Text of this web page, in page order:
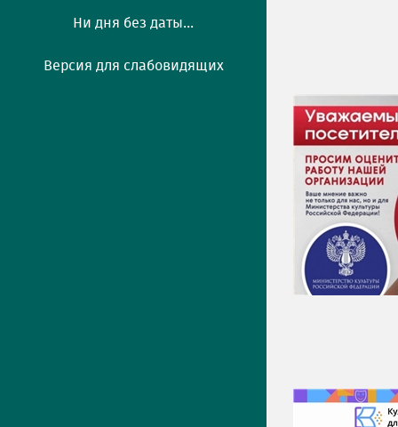
Ни дня без даты...
Версия для слабовидящих